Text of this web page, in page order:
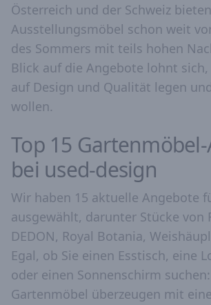
Österreich und der Schweiz
Ausstellungsmöbel schon weit
des Sommers mit teils hohen
Blick auf die Angebote lohnt sich,
auf Design und Qualität legen
wollen.
Top 15
bei used-design
Wir haben 15 aktuelle Angebote
ausgewählt, darunter Stücke von
DEDON, Royal Botania,
Egal, ob Sie einen Esstisch, eine
oder einen Sonnenschirm
Gartenmöbel überzeugen mit